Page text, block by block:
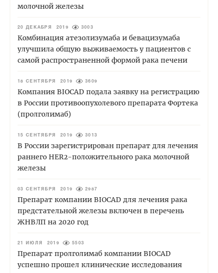
молочной железы
20 ДЕКАБРЯ 2019 3003
Комбинация атезолизумаба и бевацизумаба
улучшила общую выживаемость у пациентов с
самой распространенной формой рака печени
18 СЕНТЯБРЯ 2019 3609
Компания BIOCAD подала заявку на регистрацию
в России противоопухолевого препарата Фортека
(пролголимаб)
15 СЕНТЯБРЯ 2019 3013
В России зарегистрирован препарат для лечения
раннего HER2-положительного рака молочной
железы
03 СЕНТЯБРЯ 2019 2987
Препарат компании BIOCAD для лечения рака
предстательной железы включен в перечень
ЖНВЛП на 2020 год
21 ИЮЛЯ 2019 5503
Препарат пролголимаб компании BIOCAD
успешно прошел клинические исследования